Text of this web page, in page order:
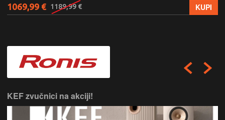
1069,99 € 1189,99 € KUPI
KEF zvučnici na akciji!